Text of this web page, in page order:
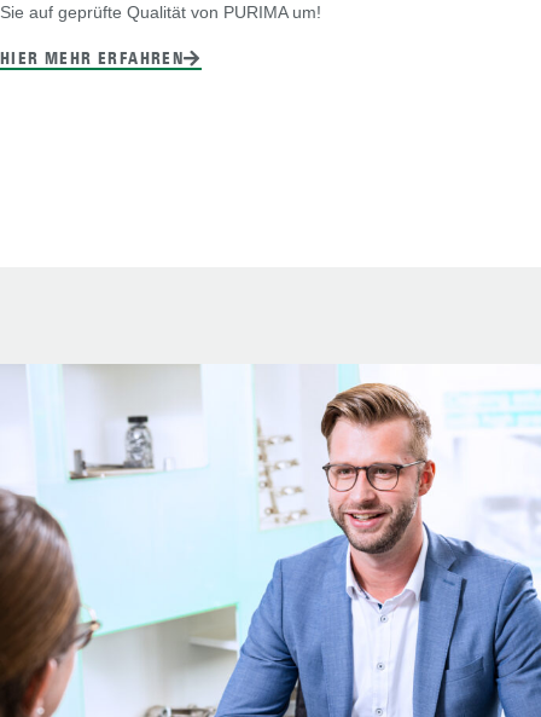
Sie auf geprüfte Qualität von PURIMA um!
HIER MEHR ERFAHREN